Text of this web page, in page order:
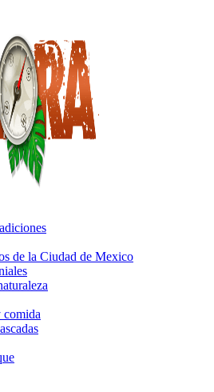
de la Ciudad de Mexico
comida